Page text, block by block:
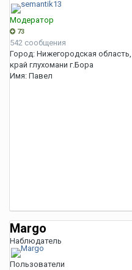
Модератор
73
542 сообщения
Город: Нижегородская область,
край глухомани г.Бора
Имя: Павел
Margo
Наблюдатель
Пользователи